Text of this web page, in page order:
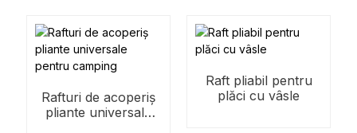
Rafturi de acoperiș
pliante universale
Raft pliabil pentru
plăci cu vâsle